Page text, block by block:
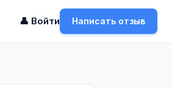
👤 Войти Написать отзыв